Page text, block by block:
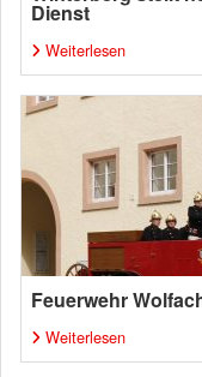
Dienst
Weiterlesen
Feuerwehr
Weiterlesen